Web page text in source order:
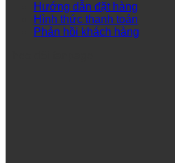
Hướng dẫn đặt hàng
Hình thức thanh toán
Phản hồi khách hàng